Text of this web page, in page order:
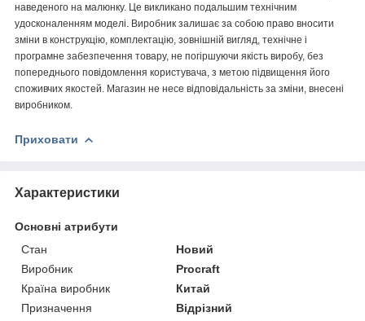
наведеного на малюнку. Це викликано подальшим технічним
удосконаленням моделі. Виробник залишає за собою право вносити
зміни в конструкцію, комплектацію, зовнішній вигляд, технічне і
програмне забезпечення товару, не погіршуючи якість виробу, без
попереднього повідомлення користувача, з метою підвищення його
споживчих якостей. Магазин не несе відповідальність за зміни, внесені
виробником.
Приховати
Характеристики
Основні атрибути
Стан
Новий
Виробник
Procraft
Країна виробник
Китай
Призначення
Відрізний